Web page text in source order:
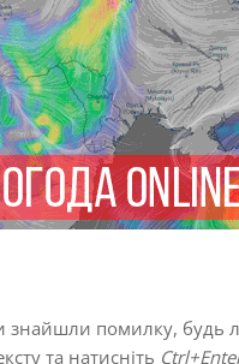
знайшли помилку, будь
та натисніть